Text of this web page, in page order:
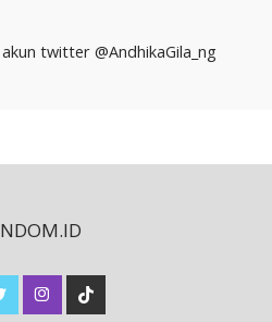
twitter @AndhikaGila_ng